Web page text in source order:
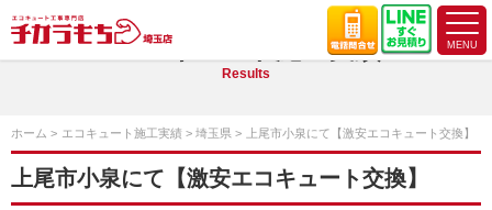
エコキュート施工実績
Results
ホーム エコキュート施工実績 埼玉県 上尾市小泉にて【激安エコキュート交換】
上尾市小泉にて【激安エコキュート交換】